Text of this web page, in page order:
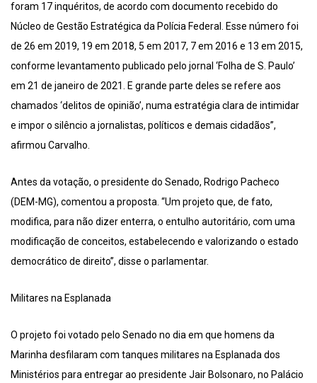
foram 17 inquéritos, de acordo com documento recebido do
Núcleo de Gestão Estratégica da Polícia Federal. Esse número foi
de 26 em 2019, 19 em 2018, 5 em 2017, 7 em 2016 e 13 em 2015,
conforme levantamento publicado pelo jornal ‘Folha de S. Paulo’
em 21 de janeiro de 2021. E grande parte deles se refere aos
chamados ‘delitos de opinião’, numa estratégia clara de intimidar
e impor o silêncio a jornalistas, políticos e demais cidadãos”,
afirmou Carvalho.
Antes da votação, o presidente do Senado, Rodrigo Pacheco
(DEM-MG), comentou a proposta. “Um projeto que, de fato,
modifica, para não dizer enterra, o entulho autoritário, com uma
modificação de conceitos, estabelecendo e valorizando o estado
democrático de direito”, disse o parlamentar.
Militares na Esplanada
O projeto foi votado pelo Senado no dia em que homens da
Marinha desfilaram com tanques militares na Esplanada dos
Ministérios para entregar ao presidente Jair Bolsonaro, no Palácio